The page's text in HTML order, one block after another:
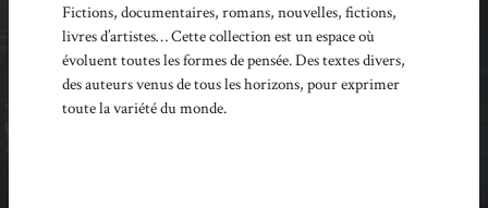
Fictions, documentaires, romans, nouvelles, fictions,
livres d’artistes… Cette collection est un espace où
évoluent toutes les formes de pensée. Des textes divers,
des auteurs venus de tous les horizons, pour exprimer
toute la variété du monde.